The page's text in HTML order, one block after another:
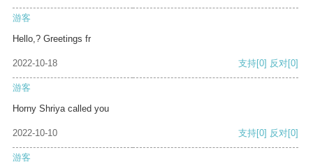
游客
Hello,? Greetings fr
2022-10-18 支持[0] 反对[0]
游客
Horny Shriya called you
2022-10-10 支持[0] 反对[0]
游客